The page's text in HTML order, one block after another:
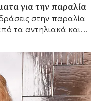
για την παραλία
στην παραλία
τα αντηλιακά και